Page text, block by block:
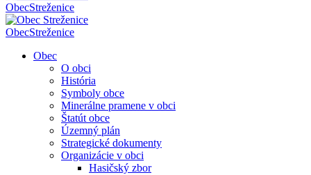
ObecStreženice
ObecStreženice
Obec
O obci
História
Symboly obce
Minerálne pramene v obci
Štatút obce
Územný plán
Strategické dokumenty
Organizácie v obci
Hasičský zbor